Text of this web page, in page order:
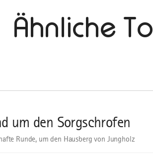
Ähnliche
um den Sorgschrofen
Runde, um den Hausberg von Jungholz